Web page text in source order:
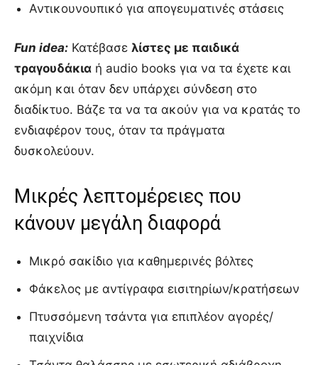
Αντικουνουπικό για απογευματινές στάσεις
Fun idea: Κατέβασε λίστες με παιδικά
τραγουδάκια ή audio books για να τα έχετε και
ακόμη και όταν δεν υπάρχει σύνδεση στο
διαδίκτυο. Βάζε τα να τα ακούν για να κρατάς το
ενδιαφέρον τους, όταν τα πράγματα
δυσκολεύουν.
Μικρές λεπτομέρειες που
κάνουν μεγάλη διαφορά
Μικρό σακίδιο για καθημερινές βόλτες
Φάκελος με αντίγραφα εισιτηρίων/κρατήσεων
Πτυσσόμενη τσάντα για επιπλέον αγορές/
παιχνίδια